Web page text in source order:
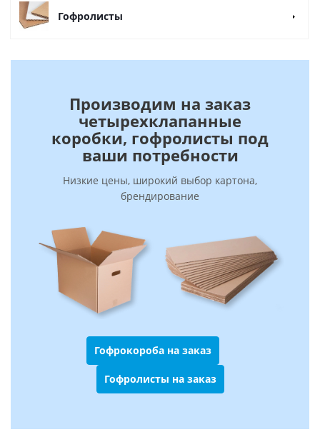
Гофролисты
Производим на заказ
четырехклапанные
коробки, гофролисты под
ваши потребности
Низкие цены, широкий выбор картона,
брендирование
Гофрокороба на заказ
Гофролисты на заказ